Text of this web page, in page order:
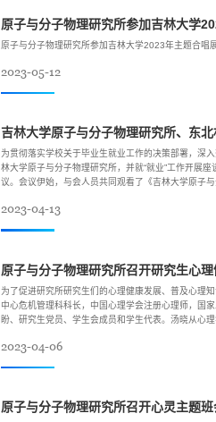
原子与分子物理研究所参加吉林大学
原子与分子物理研究所参加吉林大学2023年主题合唱
2023-05-12
吉林大学原子与分子物理研究所、东
为贯彻落实学校关于毕业生就业工作的决策部署，深
林大学原子与分子物理研究所，并就“就业”工作开展
议。会议伊始，与会人员共同观看了《吉林大学原子
2023-04-13
原子与分子物理研究所召开研究生心
为了促进研究所研究生们的心理健康发展、普及心理
中心危机管理科科长，中国心理学会注册心理师，国
盼、研究生党员、学生会成员和学生代表。汤晓从心
2023-04-06
原子与分子物理研究所召开心灵主题班